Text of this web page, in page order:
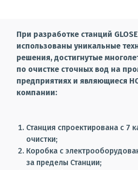
При разработке станций
использованы уникальные
решения, достигнутые
по очистке сточных вод на
предприятиях и являющиеся
компании:
Станция спроектирована с 7
очистки;
Коробка с
за пределы Станции;